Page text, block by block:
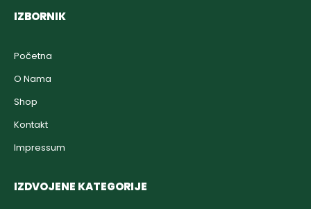
IZBORNIK
Početna
O Nama
Shop
Kontakt
Impressum
IZDVOJENE KATEGORIJE